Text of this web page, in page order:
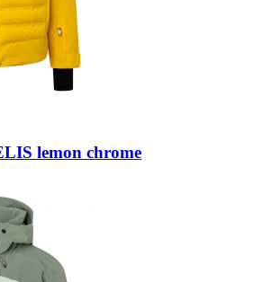
lemon chrome